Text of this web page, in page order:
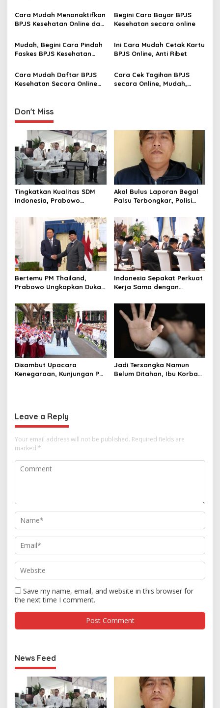
i
g
t
o
Online 2023‎
Cara Mudah Menonaktifkan
BPJS Kesehatan Online dan
Begini Cara Bayar BPJS
Kesehatan secara online
Mudah, Begini Cara Pindah
Faskes BPJS Kesehatan
Ini Cara Mudah Cetak Kartu
BPJS Online, Anti Ribet ‎
Cara Mudah Daftar BPJS
Kesehatan Secara Online
Cara Cek Tagihan BPJS
secara Online, Mudah,
Don't Miss
Tingkatkan Kualitas SDM
Indonesia, Prabowo
hingga Undang Universitas
Terbaik Dunia
Akal Bulus Laporan Begal
Palsu Terbongkar, Polisi
Perusahaan untuk Crypto
Bertemu PM Thailand,
Prabowo Ungkapkan Duka
Selamat Ulang Tahun ke
Raja Thailand
Indonesia Sepakat Perkuat
Kerja Sama dengan
hingga Ekonomi Digital
Disambut Upacara
Kenegaraan, Kunjungan PM
Jadi Tersangka Namun
Belum Ditahan, Ibu Korban
Leave a Reply
Your email address will not be published. Required fields are
marked *
Save my name, email, and website in this browser for
the next time I comment.
News Feed